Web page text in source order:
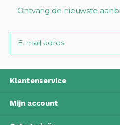
Ontvang de nieuwste
Klantenservice
Mijn account